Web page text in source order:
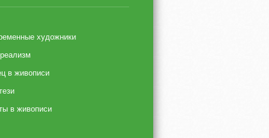
художники
в живописи
в живописи